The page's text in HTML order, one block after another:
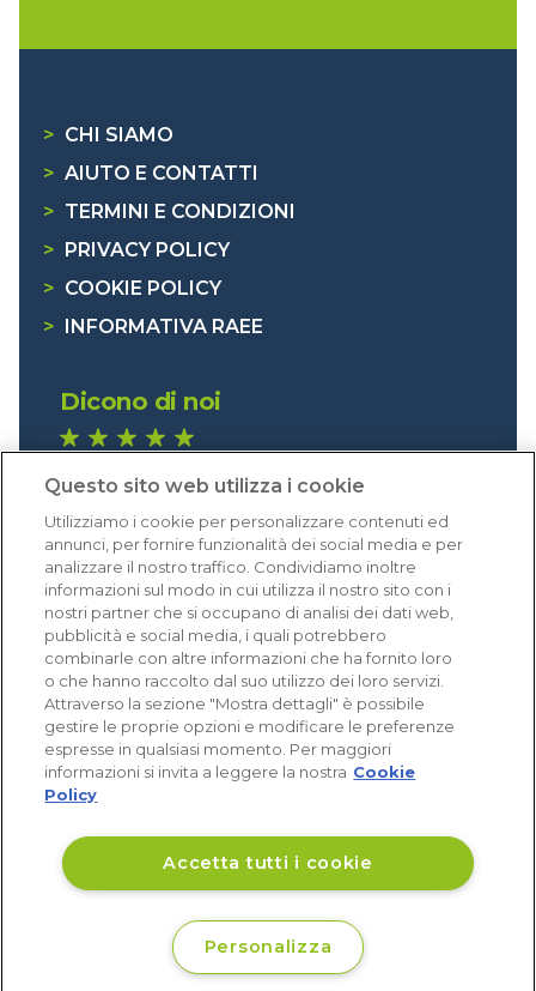
> CHI SIAMO
> AIUTO E CONTATTI
> TERMINI E CONDIZIONI
>
PRIVACY POLICY
> COOKIE POLICY
>
INFORMATIVA RAEE
Dicono di noi
Eccellente (4,8)
Acquisti verificati
Disponibile
Questo sito web utilizza i cookie
Utilizziamo i cookie per personalizzare contenuti ed
annunci, per fornire funzionalità dei social media e per
analizzare il nostro traffico. Condividiamo inoltre
informazioni sul modo in cui utilizza il nostro sito con i
nostri partner che si occupano di analisi dei dati web,
pubblicità e social media, i quali potrebbero
combinarle con altre informazioni che ha fornito loro
o che hanno raccolto dal suo utilizzo dei loro servizi.
Attraverso la sezione "Mostra dettagli" è possibile
gestire le proprie opzioni e modificare le preferenze
espresse in qualsiasi momento. Per maggiori
informazioni si invita a leggere la nostra Cookie
Policy
Accetta tutti i cookie
Personalizza